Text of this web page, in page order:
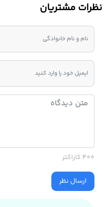
نظرات مشتریان
400 کاراکتر
ارسال نظر